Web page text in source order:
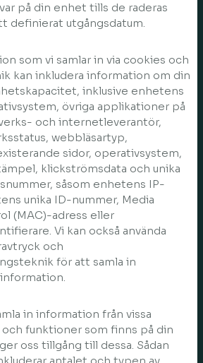
på din enhet tills de raderas
definierat utgångsdatum.
som vi samlar in via cookies och
kan inkludera information om din
inklusive enhetens
övriga applikationer på
och internetleverantör,
webbläsartyp,
sidor, operativsystem,
klickströmsdata och unika
såsom enhetens IP-
unika ID-nummer, Media
(MAC)-adress eller
Vi kan också använda
och
för att samla in
in information från vissa
funktioner som finns på din
oss tillgång till dessa. Sådan